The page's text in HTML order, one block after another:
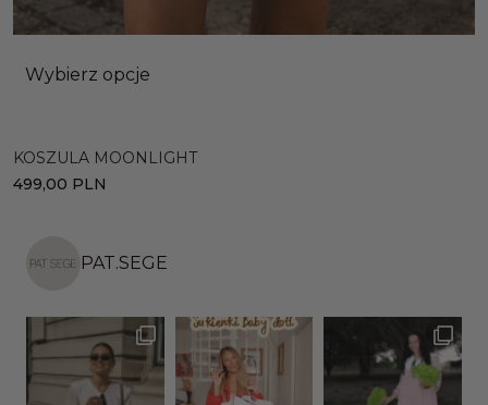
Wybierz opcje
KOSZULA MOONLIGHT
499,00 PLN
PAT.SEGE